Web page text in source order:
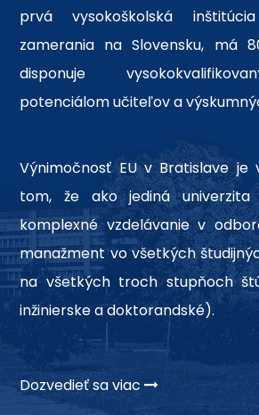
prvá vysokoškolská
zamerania na Slovensku, má
disponuje
potenciálom učiteľov a
Výnimočnosť EU v Bratislave je
tom, že ako jediná univerzita
komplexné vzdelávanie v
manažment vo všetkých
na všetkých troch stupňoch
inžinierske a doktorandské).
Dozvedieť sa viac